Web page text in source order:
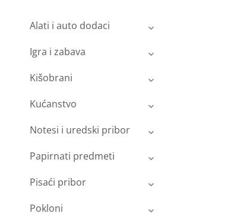
Alati i auto dodaci
Igra i zabava
Kišobrani
Kućanstvo
Notesi i uredski pribor
Papirnati predmeti
Pisaći pribor
Pokloni